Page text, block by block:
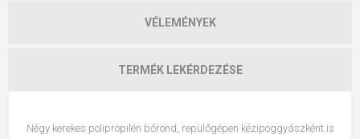
VÉLEMÉNYEK
TERMÉK LEKÉRDEZÉSE
Négy kerekes polipropilén bőrönd, repülőgépen kézipoggyászként is